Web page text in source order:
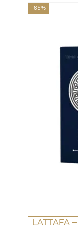
-65%
LATTAFA